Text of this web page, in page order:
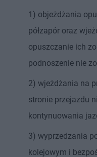
1) objeżdżania
półzapór oraz
opuszczanie ich
podnoszenie nie
2) wjeżdżania na
stronie przejazdu
kontynuowania
3) wyprzedzania
kolejowym i